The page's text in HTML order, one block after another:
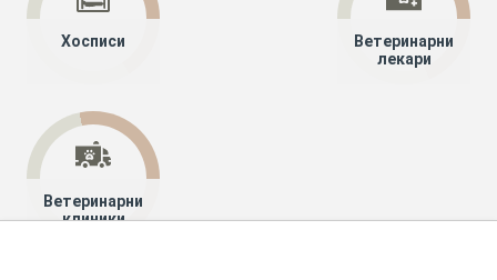
Хосписи
Ветеринарни
лекари
Ветеринарни
клиники